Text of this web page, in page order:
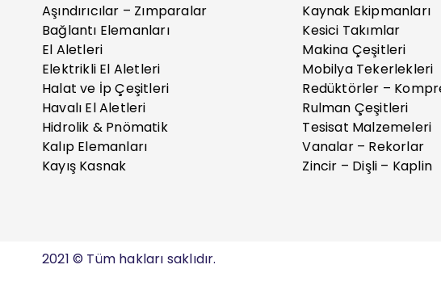
Aşındırıcılar – Zımparalar
Bağlantı Elemanları
El Aletleri
Elektrikli El Aletleri
Halat ve İp Çeşitleri
Havalı El Aletleri
Hidrolik & Pnömatik
Kalıp Elemanları
Kayış Kasnak
Kaynak Ekipmanları
Kesici Takımlar
Makina Çeşitleri
Mobilya Tekerlekleri
Redüktörler –
Rulman Çeşitleri
Tesisat Malzemeleri
Vanalar – Rekorlar
Zincir – Dişli – Kaplin
2021 © Tüm hakları saklıdır.